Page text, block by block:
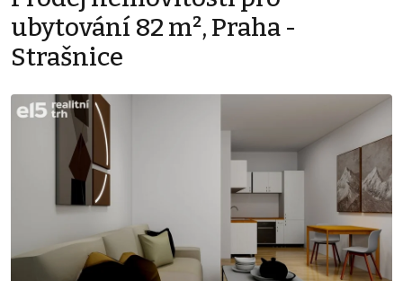
ubytování 82 m², Praha -
Strašnice